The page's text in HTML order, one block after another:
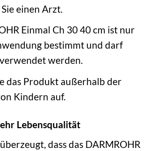
einen Arzt.
Einmal Ch 30 40 cm ist nur
bestimmt und darf
werden.
das Produkt außerhalb der
Kindern auf.
Lebensqualität
dass das DARMROHR